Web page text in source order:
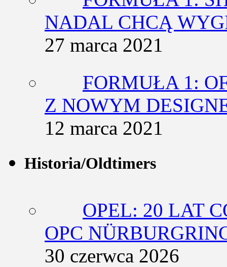
NADAL CHCĄ
27 marca 2021
FORMUŁA 1:
Z NOWYM
12 marca 2021
Historia/Oldtimers
OPEL: 20 LAT
OPC
30 czerwca 2026